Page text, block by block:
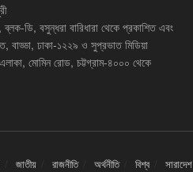
ডি, বসুন্ধরা বারিধারা থেকে প্রকাশিত এবং
বাড্ডা, ঢাকা-১২২৯ ও সুপ্রভাত মিডিয়া
মোমিন রোড, চট্টগ্রাম-৪০০০ থেকে
জাতীয় রাজনীতি অর্থনীতি বিশ্ব সারাদেশ